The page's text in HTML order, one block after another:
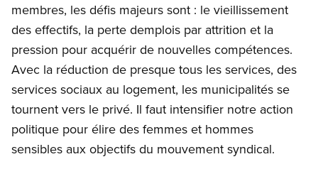
membres, les défis majeurs sont : le vieillissement
des effectifs, la perte demplois par attrition et la
pression pour acquérir de nouvelles compétences.
Avec la réduction de presque tous les services, des
services sociaux au logement, les municipalités se
tournent vers le privé. Il faut intensifier notre action
politique pour élire des femmes et hommes
sensibles aux objectifs du mouvement syndical.